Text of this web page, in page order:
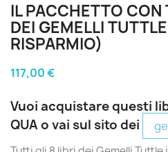
IL PACCHETTO CON
DEI GEMELLI
RISPARMIO)
117,00 €
Vuoi acquistare questi
QUA o vai sul sito dei